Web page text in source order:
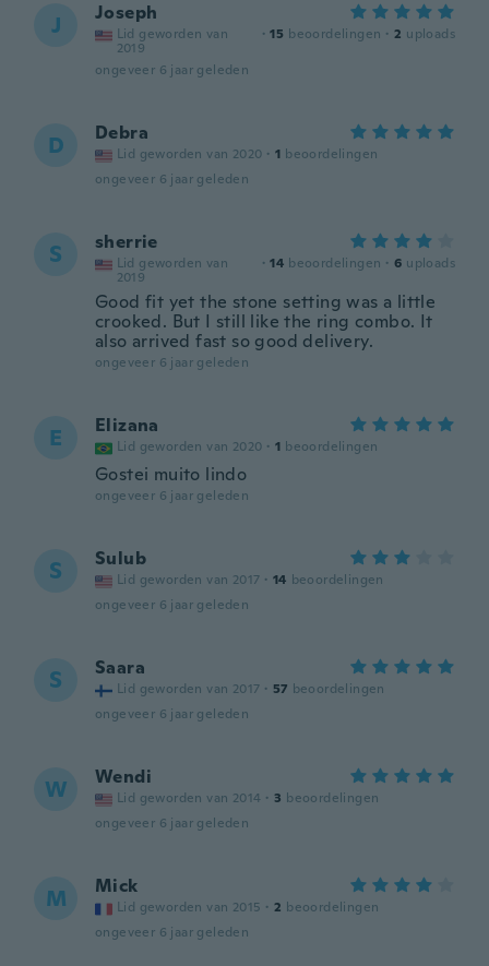
J Joseph
Lid geworden van
2019
· 15 beoordelingen · 2 uploads
ongeveer 6 jaar geleden
D Debra
Lid geworden van 2020 · 1 beoordelingen
ongeveer 6 jaar geleden
S sherrie
Lid geworden van
2019
· 14 beoordelingen · 6 uploads
Good fit yet the stone setting was a little
crooked. But I still like the ring combo. It
also arrived fast so good delivery.
ongeveer 6 jaar geleden
E Elizana
Lid geworden van 2020 · 1 beoordelingen
Gostei muito lindo
ongeveer 6 jaar geleden
S Sulub
Lid geworden van 2017 · 14 beoordelingen
ongeveer 6 jaar geleden
S Saara
Lid geworden van 2017 · 57 beoordelingen
ongeveer 6 jaar geleden
W Wendi
Lid geworden van 2014 · 3 beoordelingen
ongeveer 6 jaar geleden
M Mick
Lid geworden van 2015 · 2 beoordelingen
ongeveer 6 jaar geleden